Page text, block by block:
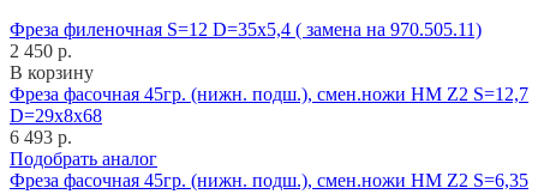
Фреза филеночная S=12 D=35x5,4 ( замена на 970.505.11)
2 450 р.
В корзину
Фреза фасочная 45гр. (нижн. подш.), смен.ножи HM Z2 S=12,7
D=29x8x68
6 493 р.
Подобрать аналог
Фреза фасочная 45гр. (нижн. подш.), смен.ножи HM Z2 S=6,35